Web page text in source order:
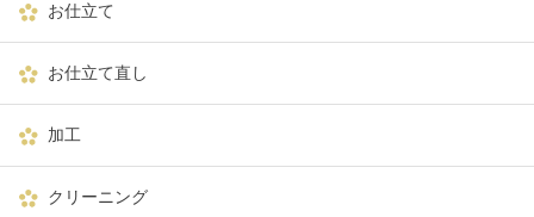
お仕立て
お仕立て直し
加工
クリーニング